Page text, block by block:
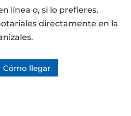
línea o, si lo prefieres,
directamente en la
Cómo llegar